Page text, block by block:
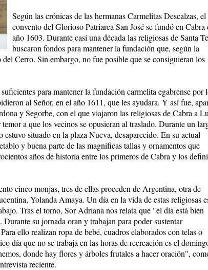
Según las crónicas de las hermanas Carmelitas Descalzas, el
convento del Glorioso Patriarca San José se fundó en Cabra
año 1603. Durante casi una década las religiosas de Santa
buscaron fondos para mantener la fundación que, según la
Cerro. Sin embargo, no fue posible que se consiguieran los
para mantener la fundación carmelita egabrense por
al Señor, en el año 1611, que les ayudara. Y así fue,
y Segorbe, con el que viajaron las religiosas de Cabra a
a que los vecinos se opusieran al traslado. Durante un
situado en la plaza Nueva, desaparecido. En su actual
y buena parte de las magnificas tallas y ornamentos que
años de historia entre los primeros de Cabra y los
cinco monjas, tres de ellas proceden de Argentina, otra de
Yolanda Amaya. Un día en la vida de estas religiosas
Tras el torno, Sor Adriana nos relata que "el día está bien
su jornada oran y trabajan para poder sustentar
ello realizan ropa de bebé, cuadros elaborados con telas o
día que no se trabaja en las horas de recreación es el
donde hay flores y árboles frutales a hacer oración",
reciente.